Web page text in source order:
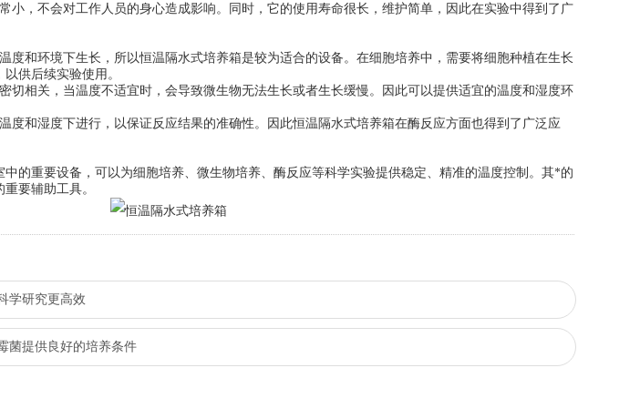
，不会对工作人员的身心造成影响。同时，它的使用寿命很长，维护简单，因此在实验中得到了广
和环境下生长，所以恒温隔水式培养箱是较为适合的设备。在细胞培养中，需要将细胞种植在生长
供后续实验使用。
相关，当温度不适宜时，会导致微生物无法生长或者生长缓慢。因此可以提供适宜的温度和湿度环
和湿度下进行，以保证反应结果的准确性。因此恒温隔水式培养箱在酶反应方面也得到了广泛应
重要设备，可以为细胞培养、微生物培养、酶反应等科学实验提供稳定、精准的温度控制。其*的
要辅助工具。
学研究更高效
菌提供良好的培养条件